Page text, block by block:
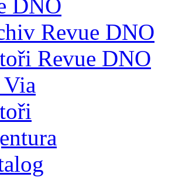
DNO
Revue DNO
Revue DNO
Via